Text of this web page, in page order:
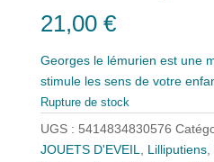
21,00 €
Georges le lémurien est une
stimule les sens de votre
Rupture de stock
UGS : 5414834830576
JOUETS D'EVEIL, Lilliputiens,